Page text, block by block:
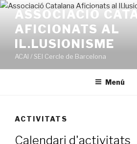
Ir
contenido
ASSOCIACIÓ
AFICIONATS AL
IL.LUSIONISME
ACAI / SEI Cercle de Barcelona
Menú
ACTIVITATS
Calendari d'activitats